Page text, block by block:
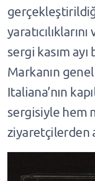
sergi kasım ayı
Markanın
Italiana’nın
sergisiyle hem
ziyaretçilerden